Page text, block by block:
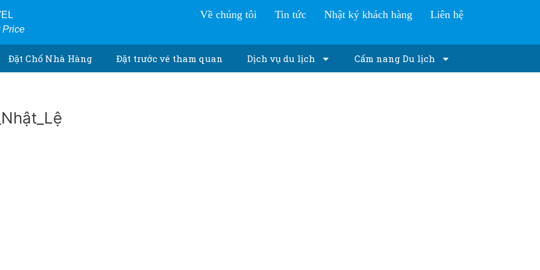
Price
Về chúng tôi Tin tức Nhật ký khách hàng Liên hệ
Đặt Chổ Nhà Hàng Đặt trước vé tham quan Dịch vụ du lịch Cẩm nang Du lịch